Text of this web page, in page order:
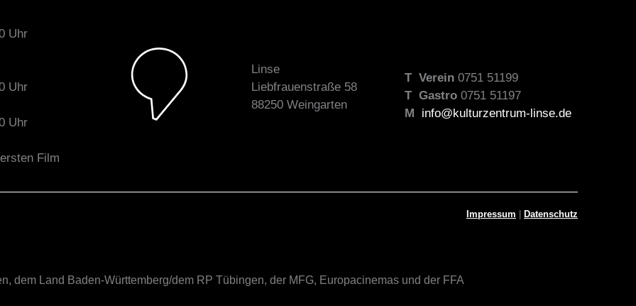
Uhr
Uhr
Uhr
Film
Linse
Liebfrauenstraße 58
88250 Weingarten
T Verein 0751 51199
T Gastro 0751 51197
M
info@kulturzentrum-linse.de
Impressum | Datenschutz
dem Land Baden-Württemberg/dem RP Tübingen, der MFG, Europacinemas und der FFA